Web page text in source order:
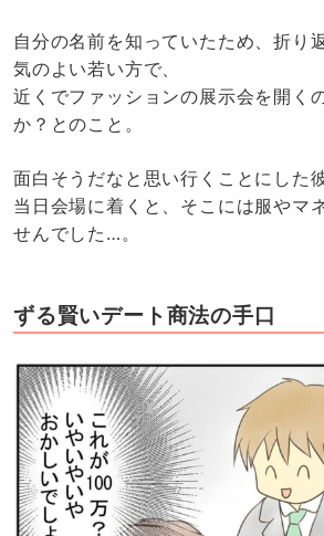
自分の名前を知っていたため、折り
気のよい若い方で、
近くでファッションの展示会を開く
か？とのこと。
面白そうだなと思い行くことにした彼
当日会場に着くと、そこには服やマ
せんでした…。
ずる賢いデート商法の手口